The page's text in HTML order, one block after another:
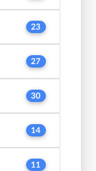
23
27
30
14
11